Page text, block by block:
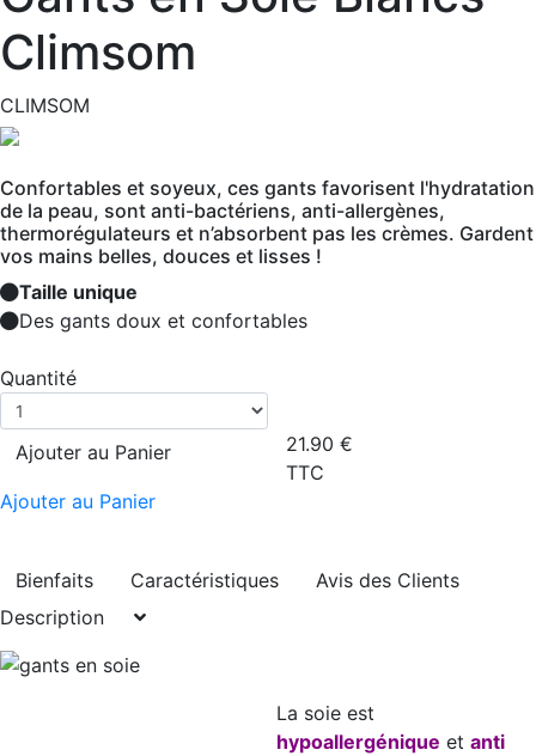
Climsom
CLIMSOM
Confortables et soyeux, ces gants favorisent l'hydratation
de la peau, sont anti-bactériens, anti-allergènes,
thermorégulateurs et n’absorbent pas les crèmes. Gardent
vos mains belles, douces et lisses !
Taille unique
Des gants doux et confortables
Quantité
Ajouter au Panier
Ajouter au Panier
21.90 €
TTC
Bienfaits Caractéristiques
Avis des Clients
Description
La soie est
hypoallergénique et anti